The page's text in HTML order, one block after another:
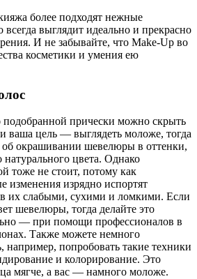
более подходят нежные
всегда выглядит идеально и прекрасно
И не забывайте, что Make-Up во
косметики и умения ею
прически можно скрыть
ваша цель — выглядеть моложе, тогда
об окрашивании шевелюры в оттенки,
цвета. Однако
тоже не стоит, потому как
изменения изрядно испортят
их слабыми, сухими и ломкими. Если
шевелюры, тогда делайте это
— при помощи профессионалов в
Также можете немного
например, попробовать такие техники
и колорирование. Это
мягче, а вас — намного моложе.